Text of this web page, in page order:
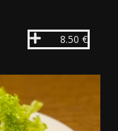
8.50 €